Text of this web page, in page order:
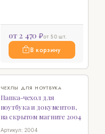
от 2 470 ₽от 50 шт.
В корзину
НОВИНКА
ЧЕХЛЫ ДЛЯ НОУТБУКА
Папка-чехол для
ноутбука и документов,
на скрытом магните 2004
Артикул: 2004